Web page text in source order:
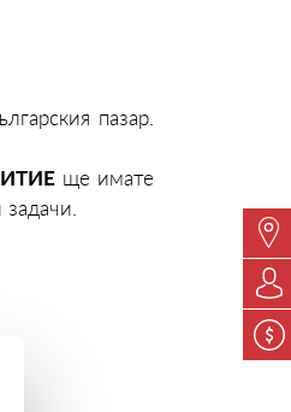
пазар.
ще имате